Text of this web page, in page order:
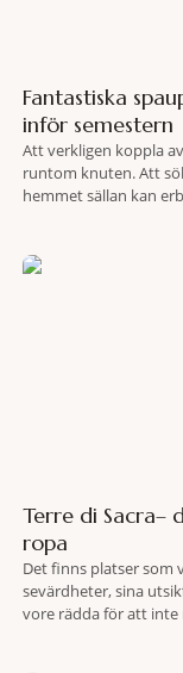
Fantastiska
inför semestern
Att verkligen koppla
runtom knuten. Att
hemmet sällan kan
Terre di Sacra–
ropa
Det finns platser som
sevärdheter, sina
vore rädda för att inte